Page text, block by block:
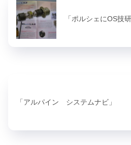
「ポルシェにOS技
「アルパイン システムナビ」